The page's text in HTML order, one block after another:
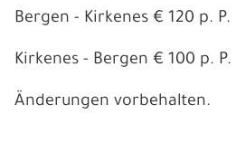
Bergen - Kirkenes € 120 p. P.
Kirkenes - Bergen € 100 p. P.
Änderungen vorbehalten.